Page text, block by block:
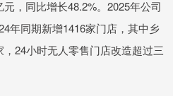
，同比增长48.2%。2025年公司
年同期新增1416家门店，其中乡
24小时无人零售门店改造超过三